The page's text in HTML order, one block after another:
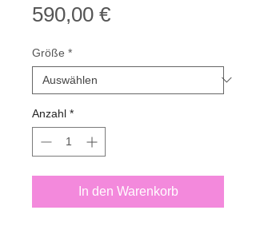
590,00 €Preis
Größe *
Anzahl *
In den Warenkorb